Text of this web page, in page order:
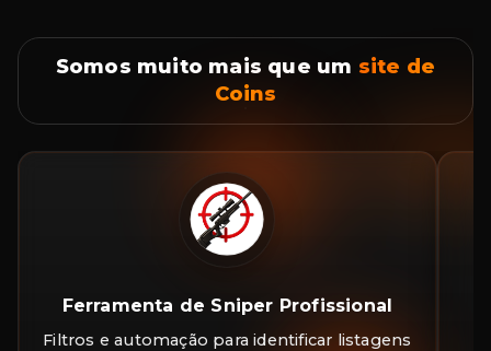
Somos muito mais que um site de
Coins
Ferramenta de Sniper Profissional
Filtros e automação para identificar listagens